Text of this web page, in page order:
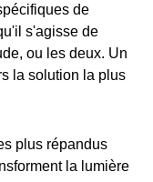
de
s'agisse de
ou les deux. Un
la solution la plus
plus répandus
la lumière